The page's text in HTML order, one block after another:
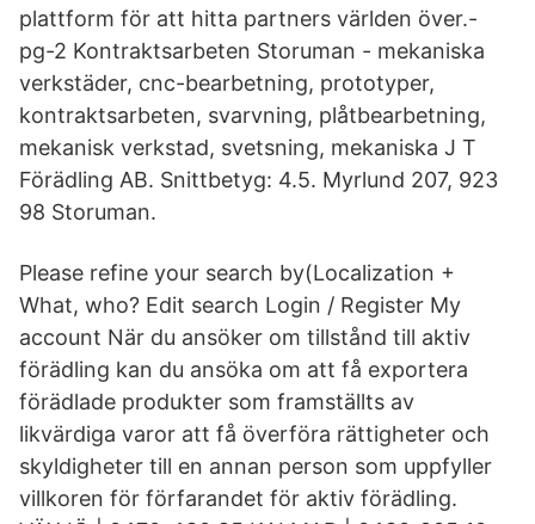
plattform för att hitta partners världen över.-
pg-2 Kontraktsarbeten Storuman - mekaniska
verkstäder, cnc-bearbetning, prototyper,
kontraktsarbeten, svarvning, plåtbearbetning,
mekanisk verkstad, svetsning, mekaniska J T
Förädling AB. Snittbetyg: 4.5. Myrlund 207, 923
98 Storuman.
Please refine your search by(Localization +
What, who? Edit search Login / Register My
account När du ansöker om tillstånd till aktiv
förädling kan du ansöka om att få exportera
förädlade produkter som framställts av
likvärdiga varor att få överföra rättigheter och
skyldigheter till en annan person som uppfyller
villkoren för förfarandet för aktiv förädling.